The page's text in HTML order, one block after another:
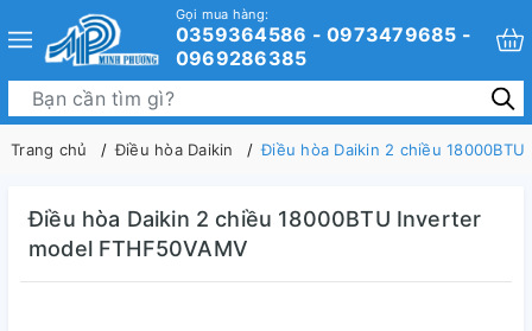
Gọi mua hàng:
0359364586 - 0973479685 -
0969286385
Trang chủ Điều hòa Daikin Điều hòa Daikin 2 chiều
Điều hòa Daikin 2 chiều 18000BTU Inverter
model FTHF50VAMV